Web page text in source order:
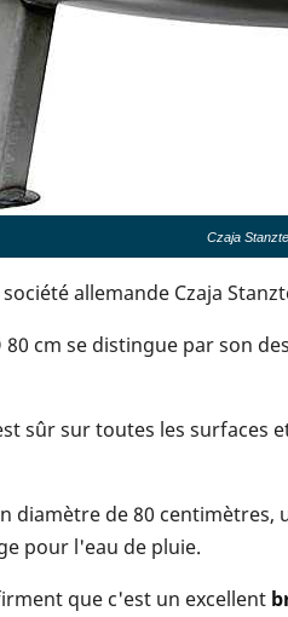
Czaja
allemande Czaja
cm se distingue par son
sûr sur toutes les
diamètre de 80
pour l'eau de pluie.
que c'est un excellent